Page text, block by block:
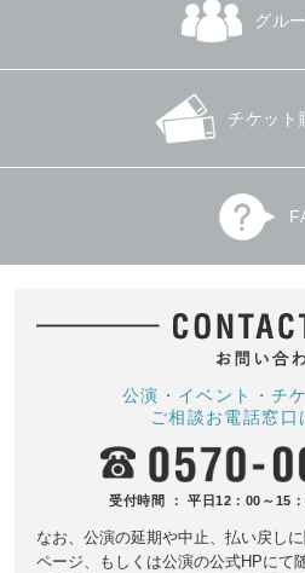
グル
チケット
公演・イベント・チ
ご相談お電話窓口
受付時間 ： 平日12：00～15
なお、公演の延期や中止、払い戻しに
ページ、もしくは公演の公式HPにて